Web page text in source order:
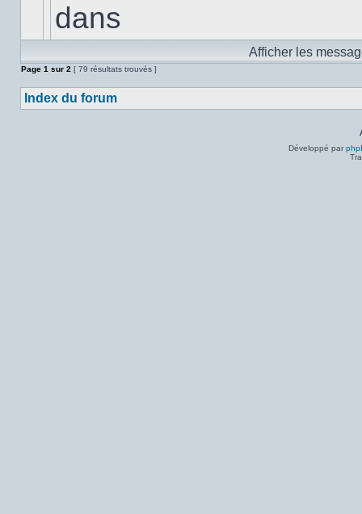
dansdans
Afficher les
Page 1 sur 2 [ 79 résultats trouvés ]
Index du forum
Développé par